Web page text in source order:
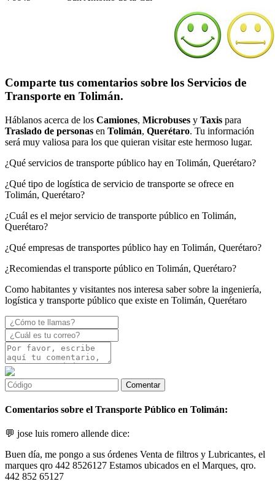
Comparte tus comentarios sobre los Servicios de
Transporte en Tolimán.
Háblanos acerca de los Camiones, Microbuses y Taxis para
Traslado de personas en Tolimán, Querétaro. Tu información
será muy valiosa para los que quieran visitar este hermoso lugar.
¿Qué servicios de transporte público hay en Tolimán, Querétaro?
¿Qué tipo de logística de servicio de transporte se ofrece en
Tolimán, Querétaro?
¿Cuál es el mejor servicio de transporte público en Tolimán,
Querétaro?
¿Qué empresas de transportes público hay en Tolimán, Querétaro?
¿Recomiendas el transporte público en Tolimán, Querétaro?
Como habitantes y visitantes nos interesa saber sobre la ingeniería,
logística y transporte público que existe en Tolimán, Querétaro
Comentarios sobre el Transporte Público en Tolimán:
💬 jose luis romero allende dice:
Buen día, me pongo a sus órdenes Venta de filtros y Lubricantes, el
marques qro 442 8526127 Estamos ubicados en el Marques, qro.
442 852 65127